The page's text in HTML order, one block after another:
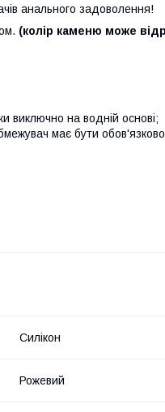
анального задоволення!
(колір каменю може
виключно на водній основі;
має бути обов'язково
Силікон
Рожевий